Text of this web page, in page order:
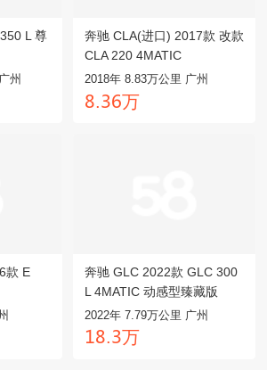
L 尊
州
款 E
奔驰 CLA(进口) 2017款 改款
CLA 220 4MATIC
2018年 8.83万公里 广州
驋.閏餼万
奔驰 GLC 2022款 GLC 300
L 4MATIC 动感型臻藏版
2022年 7.79万公里 广州
龒驋.閏万